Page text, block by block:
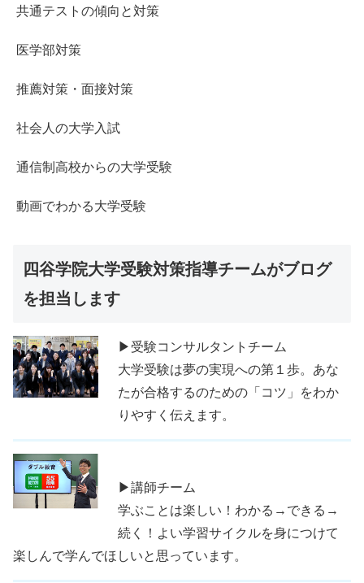
共通テストの傾向と対策
医学部対策
推薦対策・面接対策
社会人の大学入試
通信制高校からの大学受験
動画でわかる大学受験
四谷学院大学受験対策指導チームがブログ
を担当します
▶受験コンサルタントチーム
大学受験は夢の実現への第１歩。あな
たが合格するのための「コツ」をわか
りやすく伝えます。
▶講師チーム
学ぶことは楽しい！わかる→できる→
続く！よい学習サイクルを身につけて
楽しんで学んでほしいと思っています。